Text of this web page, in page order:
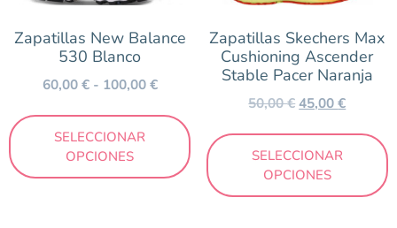
Zapatillas New Balance
530 Blanco
60,00€ - 100,00€
SELECCIONAR
OPCIONES
Zapatillas Skechers Max
Cushioning Ascender
Stable Pacer Naranja
50,00€ 45,00€
SELECCIONAR
OPCIONES